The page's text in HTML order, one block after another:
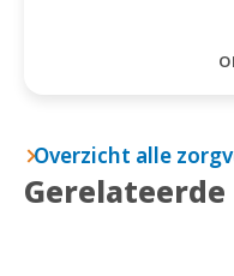
Overzicht alle